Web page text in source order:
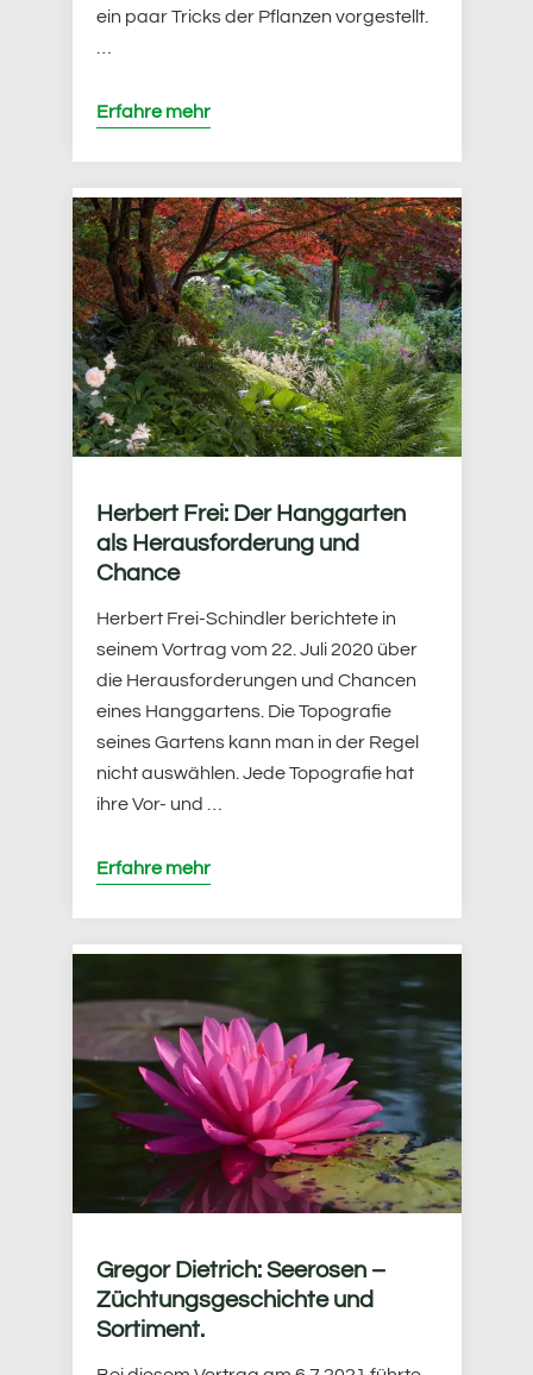
ein paar Tricks der Pflanzen vorgestellt.
Erfahre mehr
Herbert Frei: Der Hanggarten
als Herausforderung und
Chance
Herbert Frei-Schindler berichtete in
seinem Vortrag vom 22. Juli 2020 über
die Herausforderungen und Chancen
eines Hanggartens. Die Topografie
seines Gartens kann man in der Regel
nicht auswählen. Jede Topografie hat
ihre Vor- und …
Erfahre mehr
Gregor Dietrich: Seerosen –
Züchtungsgeschichte und
Sortiment.